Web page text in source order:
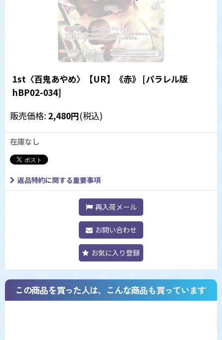
1st〈百鬼あやめ〉【UR】《赤》 [パラレル版
hBP02-034]
販売価格: 2,480円(税込)
在庫なし
返品特約に関する重要事項
再入荷メール
お問い合わせ
お気に入り登録
この商品を買った人は、こんな商品も買っています